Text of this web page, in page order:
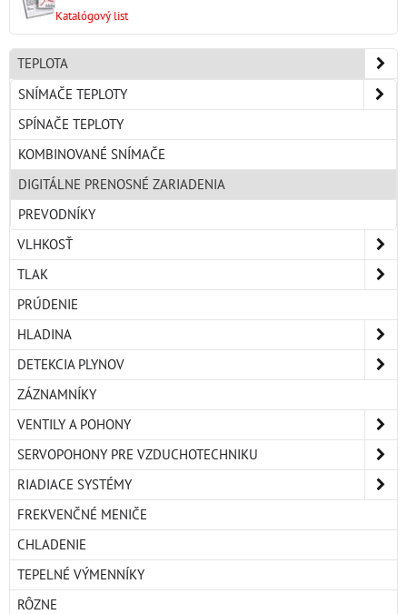
Katalógový list
TEPLOTA
SNÍMAČE TEPLOTY
SPÍNAČE TEPLOTY
KOMBINOVANÉ SNÍMAČE
DIGITÁLNE PRENOSNÉ ZARIADENIA
PREVODNÍKY
VLHKOSŤ
TLAK
PRÚDENIE
HLADINA
DETEKCIA PLYNOV
ZÁZNAMNÍKY
VENTILY A POHONY
SERVOPOHONY PRE VZDUCHOTECHNIKU
RIADIACE SYSTÉMY
FREKVENČNÉ MENIČE
CHLADENIE
TEPELNÉ VÝMENNÍKY
RÔZNE